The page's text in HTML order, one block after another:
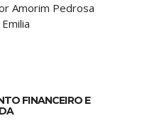
Amorim Pedrosa
FINANCEIRO E